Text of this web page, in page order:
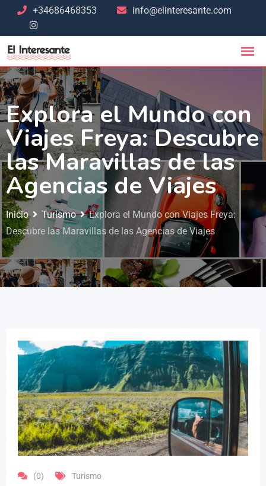
+34686468353 info@elinteresante.com
Explora el Mundo con
Viajes Freya: Descubre
las Maravillas de las
Agencias de Viajes
Inicio Turismo
Explora el Mundo con Viajes Freya:
Descubre las Maravillas de las Agencias de Viajes
(0) Turismo